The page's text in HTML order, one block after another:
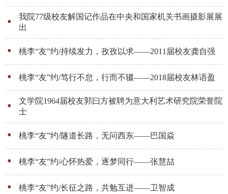
我院77级校友解国记作品在中央和国家机关书画摄影展展
出
桃李“友”约/持续发力，孜孜以求——2011届校友龚自强
桃李“友”约/笃行不怠，行而不辍——2018届校友林语盈
文学院1964届校友郭曰方被聘为意大利艺术研究院荣誉院
士
桃李“友”约/隧道长路，无问西东——巴国焱
桃李“友”约/心怀热爱，逐梦同行——张慧喆
桃李“友”约/长征之路，共勉互进——卫智成